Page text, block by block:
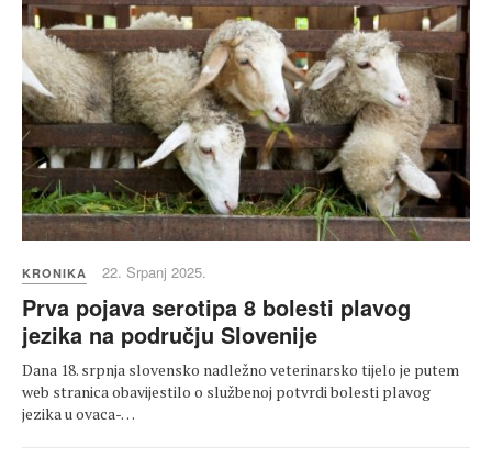
KRONIKA 22. Srpanj 2025.
Prva pojava serotipa 8 bolesti plavog
jezika na području Slovenije
Dana 18. srpnja slovensko nadležno veterinarsko tijelo je putem
web stranica obavijestilo o službenoj potvrdi bolesti plavog
jezika u ovaca-…